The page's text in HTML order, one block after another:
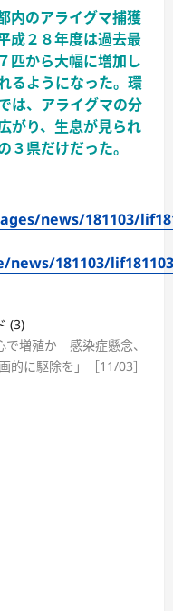
内のアライグマ捕獲
成２８年度は過去最
匹から大幅に増加し
るようになった。環
は、アライグマの分
がり、生息が見られ
３県だけだった。
news/181103/
181103/
で増殖か 感染症懸念、
的に駆除を」［11/03］